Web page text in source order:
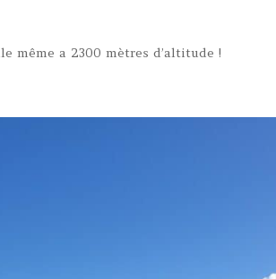
même a 2300 mètres d’altitude !